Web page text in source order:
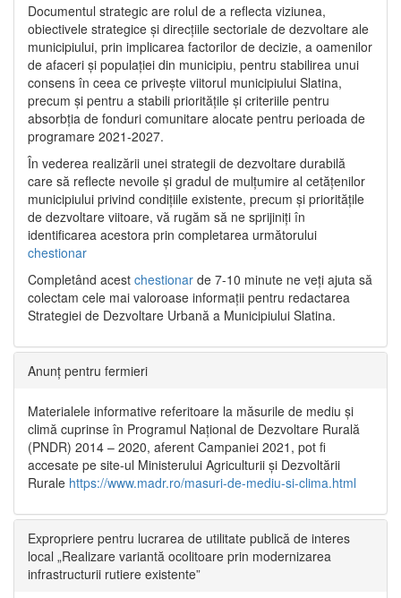
Documentul strategic are rolul de a reflecta viziunea,
obiectivele strategice și direcțiile sectoriale de dezvoltare ale
municipiului, prin implicarea factorilor de decizie, a oamenilor
de afaceri și populației din municipiu, pentru stabilirea unui
consens în ceea ce privește viitorul municipiului Slatina,
precum și pentru a stabili prioritățile și criteriile pentru
absorbția de fonduri comunitare alocate pentru perioada de
programare 2021-2027.
În vederea realizării unei strategii de dezvoltare durabilă
care să reflecte nevoile și gradul de mulțumire al cetățenilor
municipiului privind condițiile existente, precum și prioritățile
de dezvoltare viitoare, vă rugăm să ne sprijiniți în
identificarea acestora prin completarea următorului
chestionar
Completând acest chestionar de 7-10 minute ne veți ajuta să
colectam cele mai valoroase informații pentru redactarea
Strategiei de Dezvoltare Urbană a Municipiului Slatina.
Anunț pentru fermieri
Materialele informative referitoare la măsurile de mediu și
climă cuprinse în Programul Național de Dezvoltare Rurală
(PNDR) 2014 – 2020, aferent Campaniei 2021, pot fi
accesate pe site-ul Ministerului Agriculturii și Dezvoltării
Rurale https://www.madr.ro/masuri-de-mediu-si-clima.html
Expropriere pentru lucrarea de utilitate publică de interes
local „Realizare variantă ocolitoare prin modernizarea
infrastructurii rutiere existente”